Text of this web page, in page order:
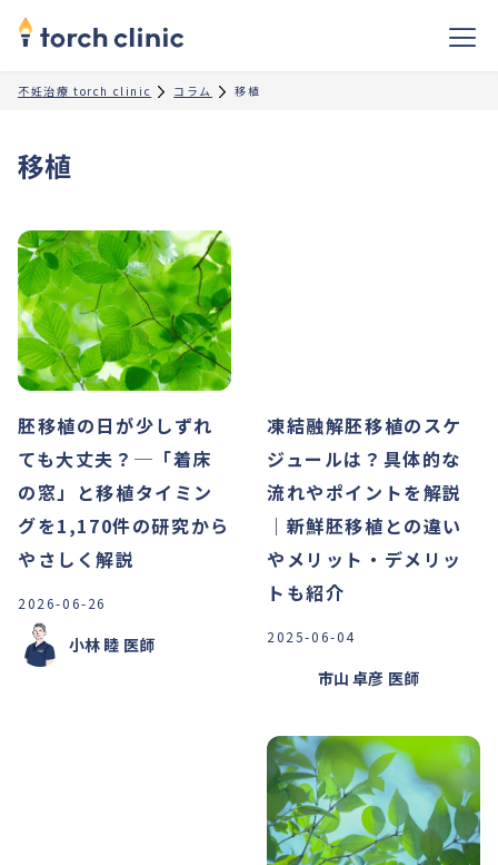
不妊治療 torch clinic コラム 移植
移植
胚移植の日が少しずれ
ても大丈夫？─「着床
の窓」と移植タイミン
グを1,170件の研究から
やさしく解説
2026-06-26
小林 睦 医師
凍結融解胚移植のスケ
ジュールは？具体的な
流れやポイントを解説
｜新鮮胚移植との違い
やメリット・デメリッ
トも紹介
2025-06-04
市山 卓彦 医師